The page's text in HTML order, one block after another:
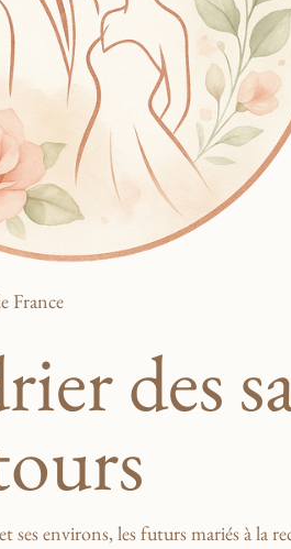
France
des
ses environs, les ‍futurs mariés à la